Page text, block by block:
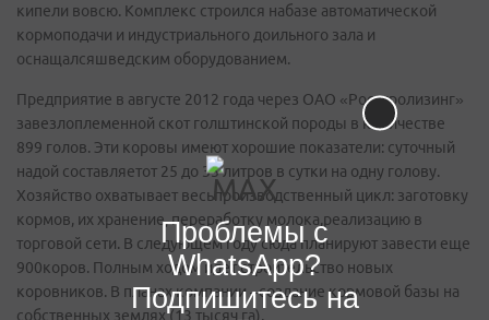
кипели вовсю. Комплекс строился набазе автоматической
кормоподачи и индустриального доильного зала и
оснащалсяшведским оборудованием.
Предприятие в августе 2012 года через ОАО «Росагролизинг»
завезлоплеменной скот голштинской породы в количестве
899 голов. Эти коровы имеют хорошие показатели: суточный
надой составляетот 25 до 35 литров в сутки на одну голову.
Хозяйство охватывает весьпроизводственный цикл: заготовку
кормов, их хранение, переработку молока,реализацию в
торговой сети. В следующем году сюда планируют завести еще
900коров. Полным ходом идет строительство новых
коровников. В планах компании –создание кормовой базы на
собственных землях (13 тысяч га),
Проблемы с
WhatsApp?
Подпишитесь на